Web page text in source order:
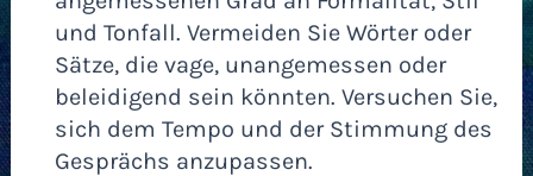
und Tonfall. Vermeiden Sie Wörter oder
Sätze, die vage, unangemessen oder
beleidigend sein könnten. Versuchen Sie,
sich dem Tempo und der Stimmung des
Gesprächs anzupassen.